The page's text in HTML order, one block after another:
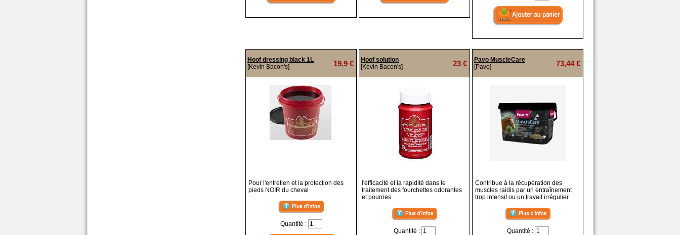
Hoof dressing black 1L
[Kevin Bacon's]
19,9 €
Pour l'entretien et la protection des
pieds NOIR du cheval
Quantité :
Hoof solution
[Kevin Bacon's]
23 €
l'efficacité et la rapidité dans le
traitement des fourchettes odorantes
et pourries
Quantité :
Pavo MuscleCare
[Pavo]
73,44 €
Contribue à la récupération des
muscles raidis par un entraînement
trop intensif ou un travail irrégulier
Quantité :